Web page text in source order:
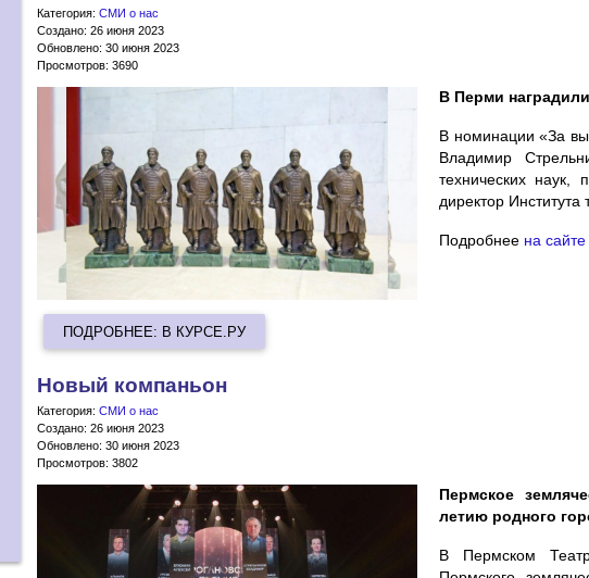
Категория: СМИ о нас
Создано: 26 июня 2023
Обновлено: 30 июня 2023
Просмотров: 3690
В Перми
В номинации «За
Владимир
технических наук,
директор
Подробнее на
ПОДРОБНЕЕ: В КУРСЕ.РУ
Новый компаньон
Категория: СМИ о нас
Создано: 26 июня 2023
Обновлено: 30 июня 2023
Просмотров: 3802
Пермское
летию родного
В Пермском